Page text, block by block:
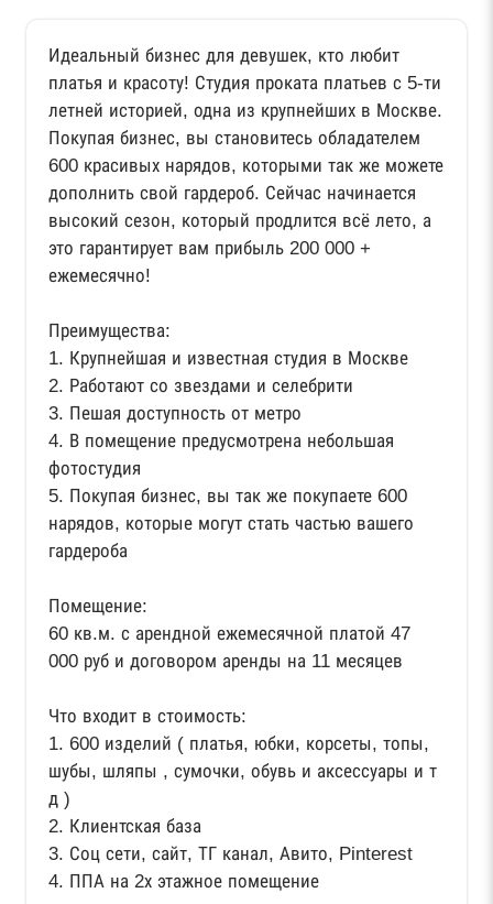
Идеальный бизнес для девушек, кто любит
платья и красоту! Студия проката платьев с 5-ти
летней историей, одна из крупнейших в Москве.
Покупая бизнес, вы становитесь обладателем
600 красивых нарядов, которыми так же можете
дополнить свой гардероб. Сейчас начинается
высокий сезон, который продлится всё лето, а
это гарантирует вам прибыль 200 000 +
ежемесячно!
Преимущества:
1. Крупнейшая и известная студия в Москве
2. Работают со звездами и селебрити
3. Пешая доступность от метро
4. В помещение предусмотрена небольшая
фотостудия
5. Покупая бизнес, вы так же покупаете 600
нарядов, которые могут стать частью вашего
гардероба
Помещение:
60 кв.м. с арендной ежемесячной платой 47
000 руб и договором аренды на 11 месяцев
Что входит в стоимость:
1. 600 изделий ( платья, юбки, корсеты, топы,
шубы, шляпы , сумочки, обувь и аксессуары и т
д )
2. Клиентская база
3. Соц сети, сайт, ТГ канал, Авито, Pinterest
4. ППА на 2х этажное помещение